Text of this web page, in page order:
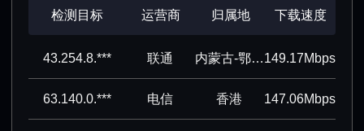
检测目标 运营商 归属地 下载速度
43.254.8.*** 联通 内蒙古-鄂尔多斯149.17Mbps
63.140.0.*** 电信 香港 147.06Mbps